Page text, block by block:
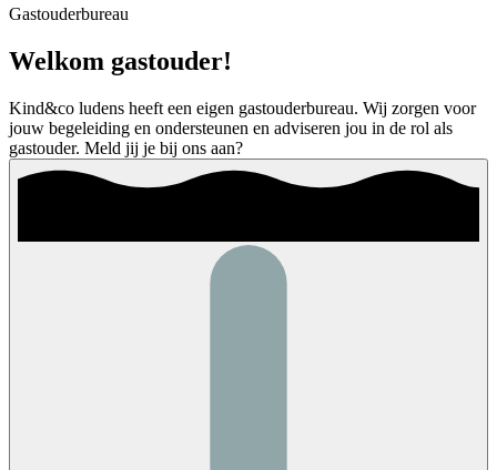
Gastouderbureau
Welkom gastouder!
Kind&co ludens heeft een eigen gastouderbureau. Wij zorgen voor
jouw begeleiding en ondersteunen en adviseren jou in de rol als
gastouder. Meld jij je bij ons aan?